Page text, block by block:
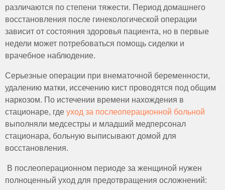
различаются по степени тяжести. Период домашнего
восстановления после гинекологической операции
зависит от состояния здоровья пациента, но в первые
недели может потребоваться помощь сиделки и
врачебное наблюдение.
Серьезные операции при внематочной беременности,
удалению матки, иссечению кист проводятся под общим
наркозом. По истечении времени нахождения в
стационаре, где уход за послеоперационной больной
выполняли медсестры и младший медперсонал
стационара, больную выписывают домой для
восстановления.
В послеоперационном периоде за женщиной нужен
полноценный уход для предотвращения осложнений: